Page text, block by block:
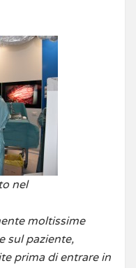
nel
moltissime
sul paziente,
prima di entrare in